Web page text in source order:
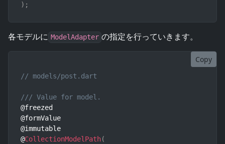
) ;
各モデルに ModelAdapter の指定を行っていきます。
Copy
// models/post.dart
/// Value for model.
@freezed
@formValue
@immutable
@CollectionModelPath(